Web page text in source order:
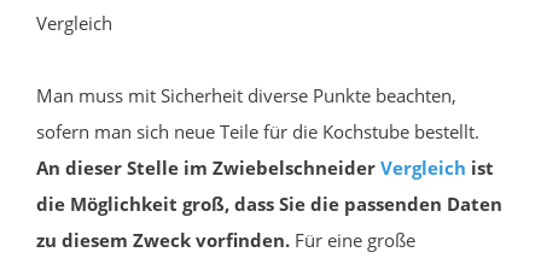
Vergleich
Man muss mit Sicherheit diverse Punkte beachten,
sofern man sich neue Teile für die Kochstube bestellt.
An dieser Stelle im Zwiebelschneider Vergleich ist
die Möglichkeit groß, dass Sie die passenden Daten
zu diesem Zweck vorfinden. Für eine große